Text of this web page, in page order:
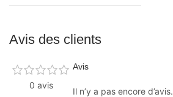
Avis des clients
0 avis
Avis
Il n’y a pas encore d’avis.